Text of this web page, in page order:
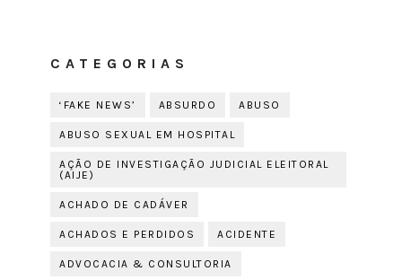
CATEGORIAS
‘FAKE NEWS’ ABSURDO ABUSO
ABUSO SEXUAL EM HOSPITAL
AÇÃO DE INVESTIGAÇÃO JUDICIAL ELEITORAL
(AIJE)
ACHADO DE CADÁVER
ACHADOS E PERDIDOS ACIDENTE
ADVOCACIA & CONSULTORIA